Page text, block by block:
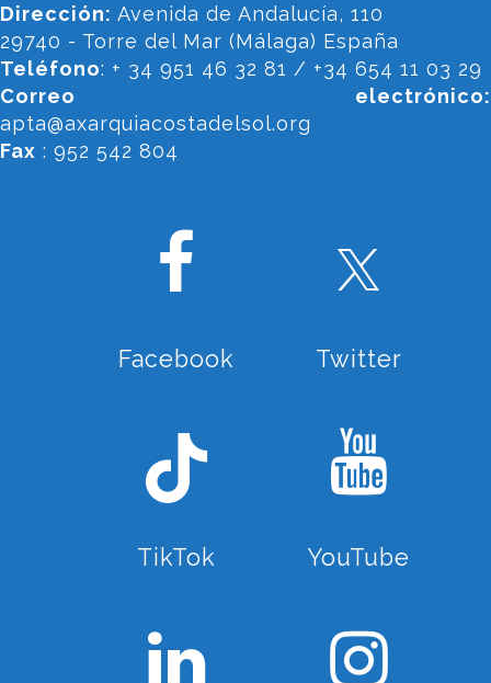
Dirección: Avenida de Andalucía, 110
29740 - Torre del Mar (Málaga) España
Teléfono: + 34 951 46 32 81 / +34 654 11 03 29
Correo electrónico:
apta@axarquiacostadelsol.org
Fax : 952 542 804
Facebook Twitter
TikTok YouTube